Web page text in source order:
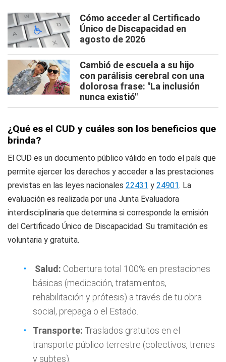
Cómo acceder al Certificado
Único de Discapacidad en
agosto de 2026
Cambió de escuela a su hijo
con parálisis cerebral con una
dolorosa frase: "La inclusión
nunca existió"
¿Qué es el CUD y cuáles son los beneficios que
brinda?
El CUD es un documento público válido en todo el país que
permite ejercer los derechos y acceder a las prestaciones
previstas en las leyes nacionales 22431 y 24901. La
evaluación es realizada por una Junta Evaluadora
interdisciplinaria que determina si corresponde la emisión
del Certificado Único de Discapacidad. Su tramitación es
voluntaria y gratuita.
Salud: Cobertura total 100% en prestaciones
básicas (medicación, tratamientos,
rehabilitación y prótesis) a través de tu obra
social, prepaga o el Estado.
Transporte: Traslados gratuitos en el
transporte público terrestre (colectivos, trenes
y subtes).